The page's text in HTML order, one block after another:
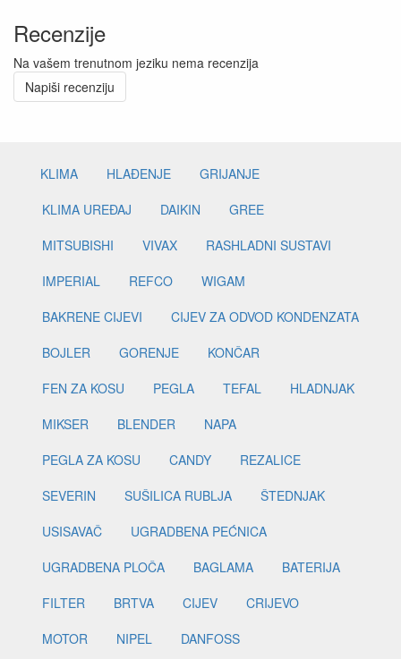
Recenzije
Na vašem trenutnom jeziku nema recenzija
Napiši recenziju
KLIMA HLAĐENJE
GRIJANJE
KLIMA UREĐAJ
DAIKIN
GREE
MITSUBISHI
VIVAX
RASHLADNI SUSTAVI
IMPERIAL
REFCO
WIGAM
BAKRENE CIJEVI
CIJEV ZA ODVOD KONDENZATA
BOJLER
GORENJE
KONČAR
FEN ZA KOSU
PEGLA TEFAL
HLADNJAK
MIKSER
BLENDER
NAPA
PEGLA ZA KOSU
CANDY
REZALICE
SEVERIN
SUŠILICA RUBLJA
ŠTEDNJAK
USISAVAČ
UGRADBENA PEĆNICA
UGRADBENA PLOČA
BAGLAMA
BATERIJA
FILTER
BRTVA CIJEV
CRIJEVO
MOTOR
NIPEL
DANFOSS